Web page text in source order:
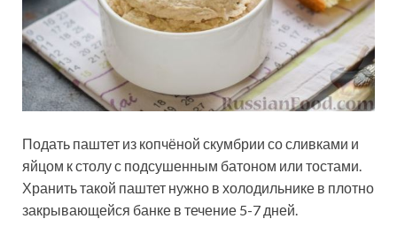
Подать паштет из копчёной скумбрии со сливками и
яйцом к столу с подсушенным батоном или тостами.
Хранить такой паштет нужно в холодильнике в плотно
закрывающейся банке в течение 5-7 дней.